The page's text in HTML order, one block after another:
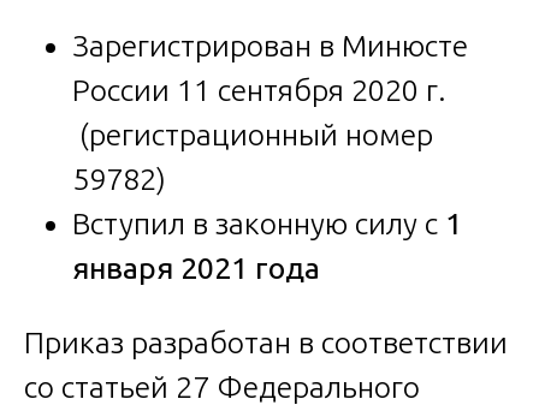
Зарегистрирован в Минюсте
России 11 сентября 2020 г.
(регистрационный номер
59782)
Вступил в законную силу с 1
января 2021 года
Приказ разработан в соответствии
со статьей 27 Федерального